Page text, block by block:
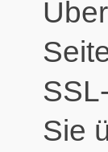
Sie